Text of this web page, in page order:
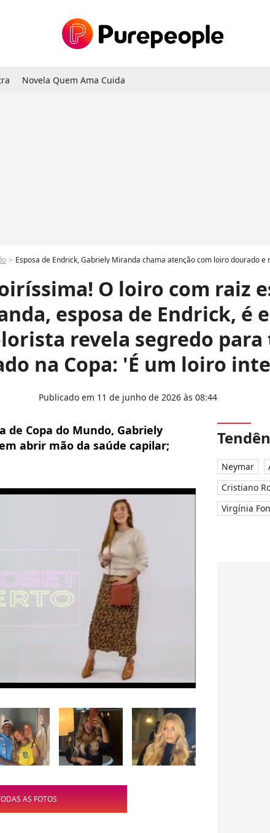
Novela Quem Ama Cuida
Esposa de Endrick, Gabriely Miranda chama atenção com loiro dourado
O loiro com raiz
esposa de Endrick, é
revela segredo
na Copa: 'É um loiro
Publicado em 11 de junho de 2026 às 08:44
de Copa do Mundo, Gabriely
abrir mão da saúde capilar;
AS FOTOS
Neymar
Cristiano
Virgínia